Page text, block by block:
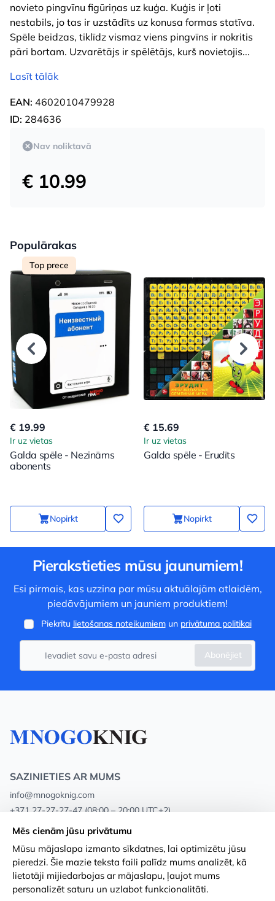
novieto pingvīnu figūriņas uz kuģa. Kuģis ir ļoti
nestabils, jo tas ir uzstādīts uz konusa formas statīva.
Spēle beidzas, tiklīdz vismaz viens pingvīns ir nokritis
pāri bortam. Uzvarētājs ir spēlētājs, kurš novietojis...
Lasīt tālāk
EAN: 4602010479928
ID: 284636
Nav noliktavā
€ 10.99
Populārakas
Top prece
€ 19.99
Ir uz vietas
Galda spēle - Nezināms
abonents
Nopirkt
€ 15.69
Ir uz vietas
Galda spēle - Erudīts
Nopirkt
Pierakstieties mūsu jaunumiem!
Esi pirmais, kas uzzina par mūsu aktuālajām atlaidēm,
piedāvājumiem un jauniem produktiem!
Piekrītu lietošanas noteikumiemun privātuma politikai
Abonējiet
SAZINIETIES AR MUMS
info@mnogoknig.com
+371 27-27-27-47 (08:00 – 20:00 UTC+2)
Rīga, Augusta Deglava 69d, LV-1082
Par mums
Veikali
Privātuma politika
Noteikumi un nosacījumi
Mēs cienām jūsu privātumu
Mūsu mājaslapa izmanto sīkdatnes, lai optimizētu jūsu
pieredzi. Šie mazie teksta faili palīdz mums analizēt, kā
lietotāji mijiedarbojas ar mājaslapu, ļaujot mums
personalizēt saturu un uzlabot funkcionalitāti.